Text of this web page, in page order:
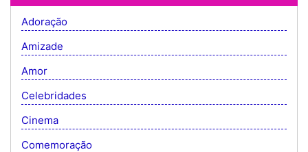
Adoração
Amizade
Amor
Celebridades
Cinema
Comemoração